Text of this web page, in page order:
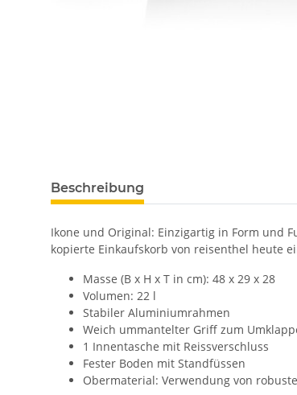
Beschreibung
Ikone und Original: Einzigartig in Form und
kopierte Einkaufskorb von reisenthel heute
Masse (B x H x T in cm): 48 x 29 x 28
Volumen: 22 l
Stabiler Aluminiumrahmen
Weich ummantelter Griff zum
1 Innentasche mit Reissverschluss
Fester Boden mit Standfüssen
Obermaterial: Verwendung von